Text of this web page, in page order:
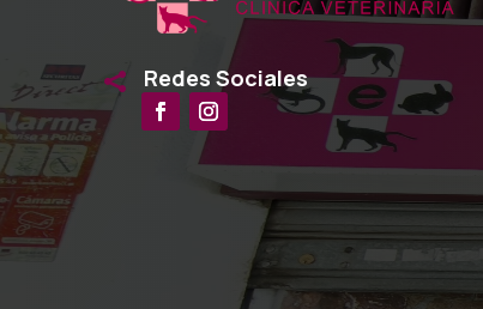
 Redes Sociales